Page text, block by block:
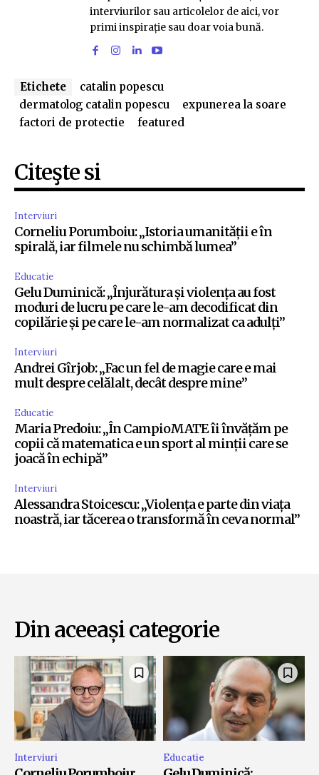
interviurilor sau articolelor de aici, vor
primi inspirație sau doar voia bună.
Etichete
catalin popescu
dermatolog catalin popescu
expunerea la soare
factori de protectie
featured
Citeşte si
Interviuri
Corneliu Porumboiu: „Istoria umanității e în
spirală, iar filmele nu schimbă lumea”
Educatie
Gelu Duminică: „Înjurătura și violența au fost
moduri de lucru pe care le-am decodificat din
copilărie și pe care le-am normalizat ca adulți”
Interviuri
Andrei Gîrjob: „Fac un fel de magie care e mai
mult despre celălalt, decât despre mine”
Educatie
Maria Predoiu: „În CampioMATE îi învățăm pe
copii că matematica e un sport al minții care se
joacă în echipă”
Interviuri
Alessandra Stoicescu: „Violența e parte din viața
noastră, iar tăcerea o transformă în ceva normal”
Din aceeași categorie
Interviuri Educatie